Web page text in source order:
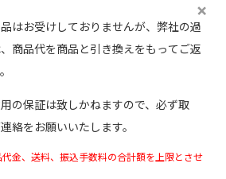
はお受けしておりませんが、弊社の過
商品代を商品と引き換えをもってご返
の保証は致しかねますので、必ず取
絡をお願いいたします。
金、送料、振込手数料の合計額を上限とさせ